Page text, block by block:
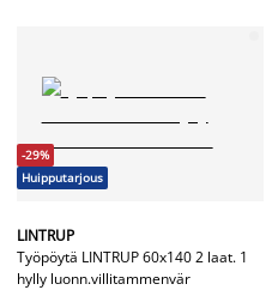
-29%
Huipputarjous
LINTRUP
Työpöytä LINTRUP 60x140 2 laat. 1
hylly luonn.villitammenvär